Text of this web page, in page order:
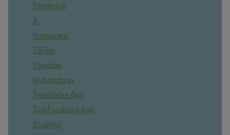
Facebook
X
Instagram
TikTok
Youtube
Nyhedsbrev
Tipsbladet App
TjekFoodbold App
BlueSky